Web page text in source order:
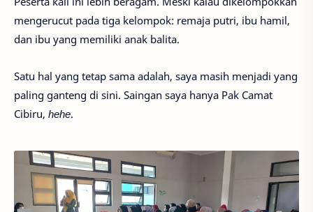
mengerucut pada tiga kelompok: remaja putri, ibu hamil,
dan ibu yang memiliki anak balita.
Satu hal yang tetap sama adalah, saya masih menjadi yang
paling ganteng di sini. Saingan saya hanya Pak Camat
Cibiru, hehe.